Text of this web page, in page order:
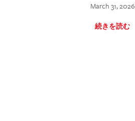
March 31, 2026
続きを読む